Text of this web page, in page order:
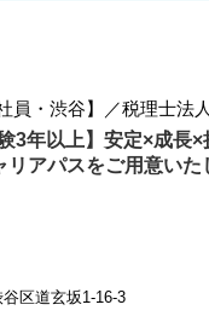
運営しており、新規顧問
在籍しているので、税務調
仕事で、融資対応、給付
増員に力を入れており、
に取り組む企業に対して
経営労務診断実施企業」
してお待ちしております
スです】
ィス。
員・渋谷】／税理士法
3年以上】安定×成長
リアパスをご用意い
区道玄坂1-16-3